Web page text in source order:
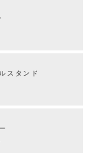
スタンド